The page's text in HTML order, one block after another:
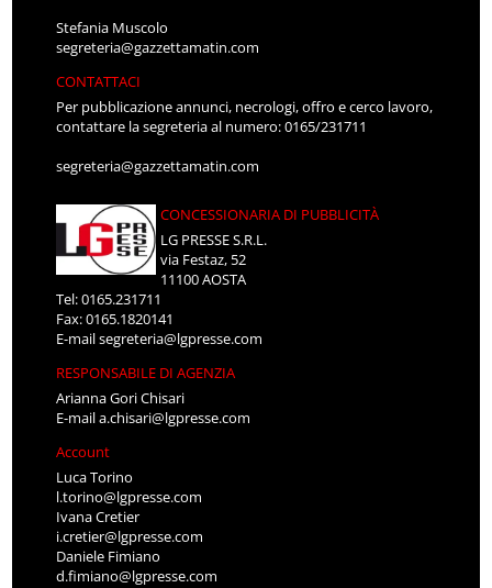
Stefania Muscolo
segreteria@gazzettamatin.com
CONTATTACI
Per pubblicazione annunci, necrologi, offro e cerco lavoro,
contattare la segreteria al numero: 0165/231711
segreteria@gazzettamatin.com
CONCESSIONARIA DI PUBBLICITÀ
LG PRESSE S.R.L.
via Festaz, 52
11100 AOSTA
Tel: 0165.231711
Fax: 0165.1820141
E-mailsegreteria@lgpresse.com
RESPONSABILE DI AGENZIA
Arianna Gori Chisari
E-maila.chisari@lgpresse.com
Account
Luca Torino
l.torino@lgpresse.com
Ivana Cretier
i.cretier@lgpresse.com
Daniele Fimiano
d.fimiano@lgpresse.com